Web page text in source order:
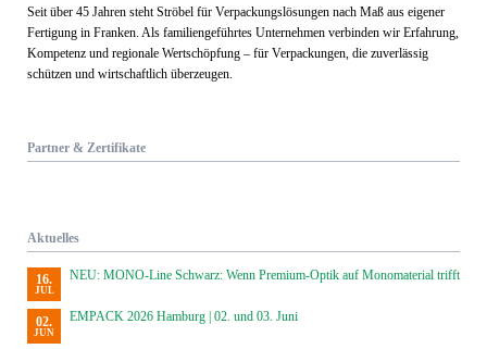
Seit über 45 Jahren steht Ströbel für Verpack­ungs­lösungen nach Maß aus eigener
Fertigung in Franken. Als familien­geführtes Unternehmen verbinden wir Erfahrung,
Kom­petenz und regionale Wert­schöpfung – für Verpackungen, die zuverlässig
schützen und wirtschaftlich überzeugen.
Partner & Zertifikate
Aktuelles
16.
JUL
NEU: MONO-Line Schwarz: Wenn Premium-Optik auf Monomaterial trifft
02.
JUN
EMPACK 2026 Hamburg | 02. und 03. Juni